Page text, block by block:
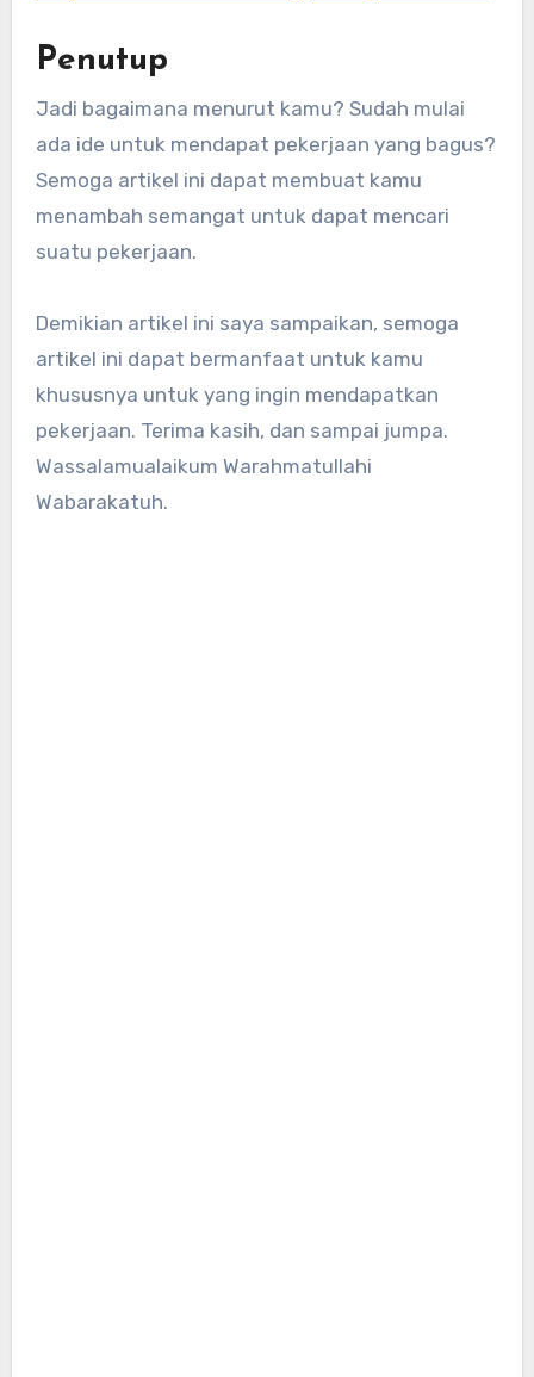
Penutup
Jadi bagaimana menurut kamu? Sudah mulai
ada ide untuk mendapat pekerjaan yang bagus?
Semoga artikel ini dapat membuat kamu
menambah semangat untuk dapat mencari
suatu pekerjaan.
Demikian artikel ini saya sampaikan, semoga
artikel ini dapat bermanfaat untuk kamu
khususnya untuk yang ingin mendapatkan
pekerjaan. Terima kasih, dan sampai jumpa.
Wassalamualaikum Warahmatullahi
Wabarakatuh.